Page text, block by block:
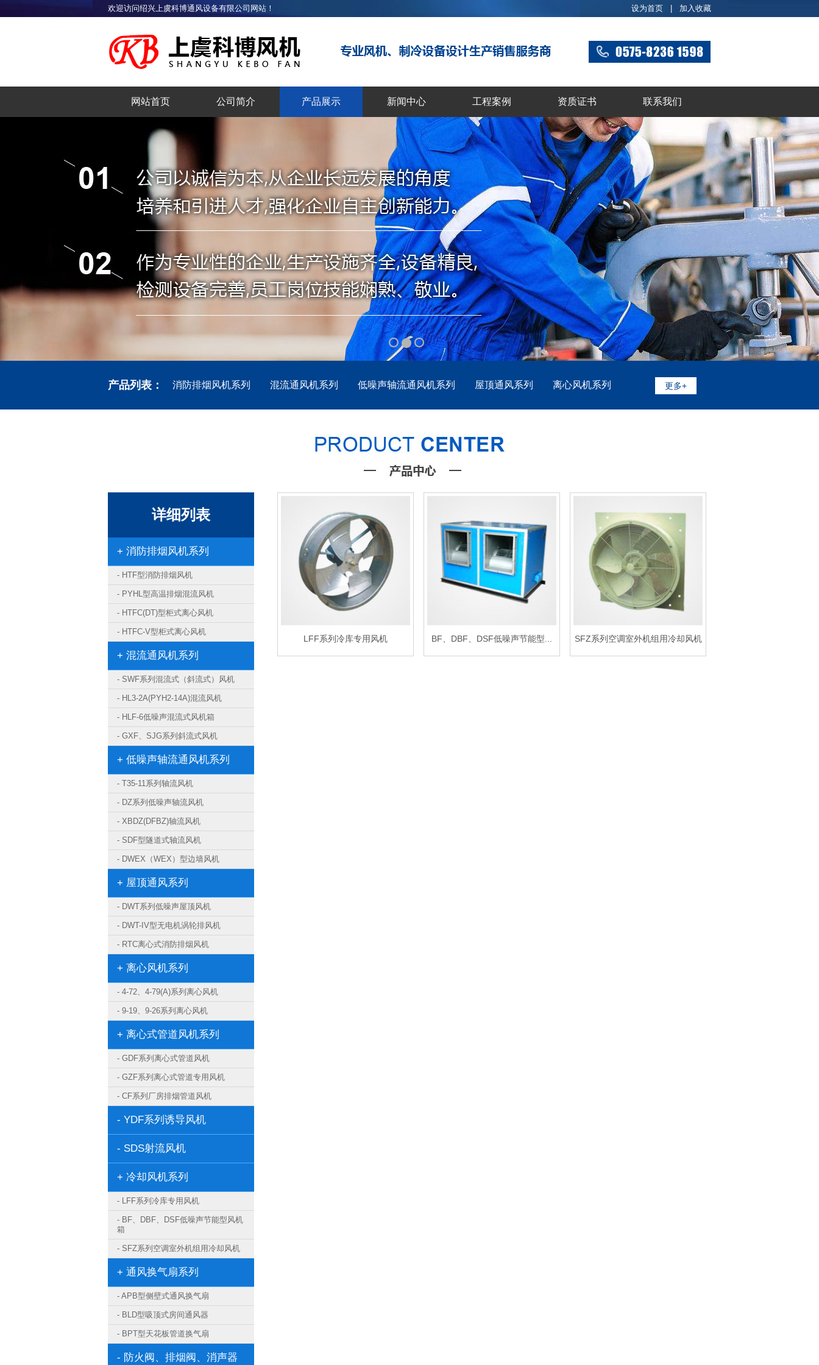
欢迎访问绍兴上虞科博通风设备有限公司网站！ 设为首页 加入收藏
网站首页 公司简介 产品展示 新闻中心 工程案例 资质证书 联系我们
产品列表： 消防排烟风机系列 混流通风机系列 低噪声轴流通风机系列 屋顶通风系列 离心风机系列 更多+
详细列表
+ 消防排烟风机系列
- HTF型消防排烟风机
- PYHL型高温排烟混流风机
- HTFC(DT)型柜式离心风机
- HTFC-V型柜式离心风机
+ 混流通风机系列
- SWF系列混流式（斜流式）风机
- HL3-2A(PYH2-14A)混流风机
- HLF-6低噪声混流式风机箱
- GXF、SJG系列斜流式风机
+ 低噪声轴流通风机系列
- T35-11系列轴流风机
- DZ系列低噪声轴流风机
- XBDZ(DFBZ)轴流风机
- SDF型隧道式轴流风机
- DWEX（WEX）型边墙风机
+ 屋顶通风系列
- DWT系列低噪声屋顶风机
- DWT-IV型无电机涡轮排风机
- RTC离心式消防排烟风机
+ 离心风机系列
- 4-72、4-79(A)系列离心风机
- 9-19、9-26系列离心风机
+ 离心式管道风机系列
- GDF系列离心式管道风机
- GZF系列离心式管道专用风机
- CF系列厂房排烟管道风机
- YDF系列诱导风机
- SDS射流风机
+ 冷却风机系列
- LFF系列冷库专用风机
- BF、DBF、DSF低噪声节能型风机
箱
- SFZ系列空调室外机组用冷却风机
+ 通风换气扇系列
- APB型侧壁式通风换气扇
- BLD型吸顶式房间通风器
- BPT型天花板管道换气扇
- 防火阀、排烟阀、消声器
LFF系列冷库专用风机 BF、DBF、DSF低噪声节能型... SFZ系列空调室外机组用冷却风机